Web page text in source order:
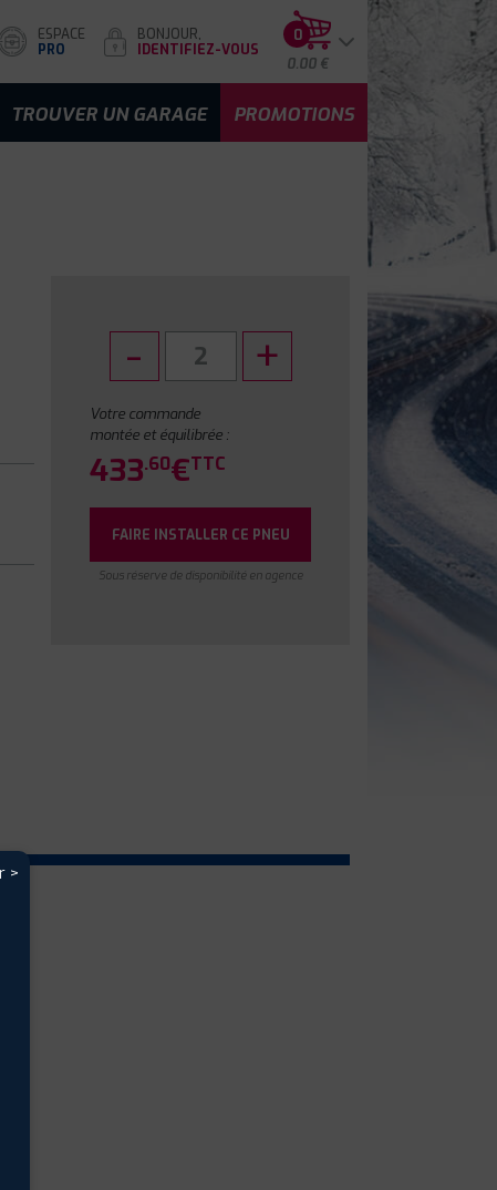
ESPACE
PRO
BONJOUR,
IDENTIFIEZ-VOUS
0
0.00 €
TROUVER UN GARAGE PROMOTIONS
Votre commande
montée et équilibrée :
433.60€TTC
FAIRE INSTALLER CE PNEU
Sous réserve de disponibilité en agence
>